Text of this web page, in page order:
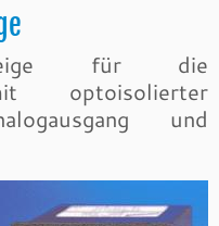
für die
optoisolierter
und